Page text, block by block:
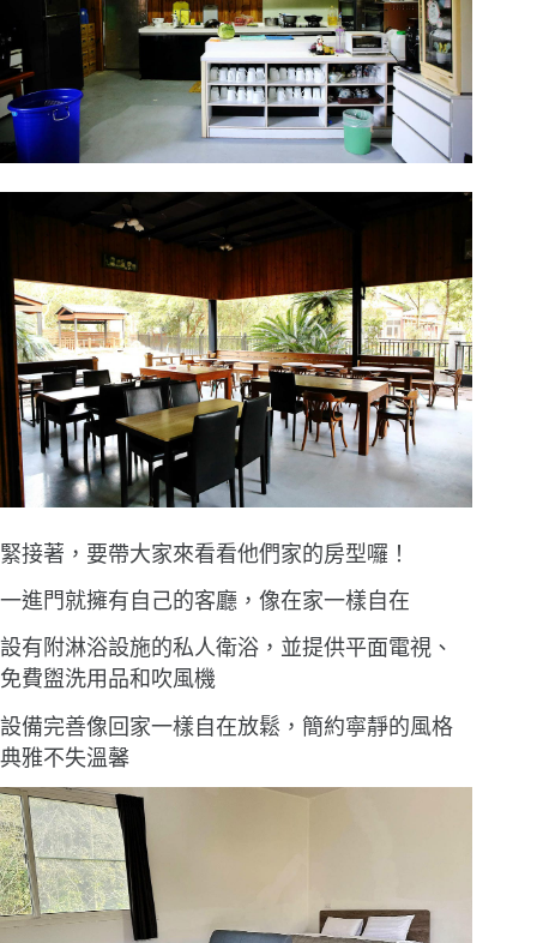
緊接著，要帶大家來看看他們家的房型囉！
一進門就擁有自己的客廳，像在家一樣自在
設有附淋浴設施的私人衛浴，並提供平面電視、
免費盥洗用品和吹風機
設備完善像回家一樣自在放鬆，簡約寧靜的風格
典雅不失溫馨